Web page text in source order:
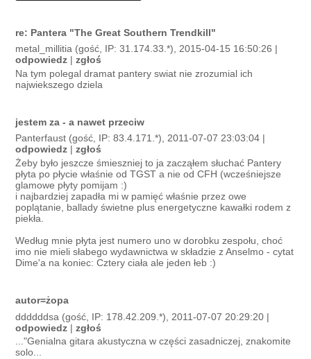
re: Pantera "The Great Southern Trendkill"
metal_millitia (gość, IP: 31.174.33.*), 2015-04-15 16:50:26 |
odpowiedz |zgłoś
Na tym polegal dramat pantery swiat nie zrozumial ich
najwiekszego dziela
jestem za - a nawet przeciw
Panterfaust (gość, IP: 83.4.171.*), 2011-07-07 23:03:04 |
odpowiedz |zgłoś
Żeby było jeszcze śmieszniej to ja zacząłem słuchać Pantery
płyta po płycie właśnie od TGST a nie od CFH (wcześniejsze
glamowe płyty pomijam :)
i najbardziej zapadła mi w pamięć właśnie przez owe
poplątanie, ballady świetne plus energetyczne kawałki rodem z
piekła.
Według mnie płyta jest numero uno w dorobku zespołu, choć
imo nie mieli słabego wydawnictwa w składzie z Anselmo - cytat
Dime'a na koniec: Cztery ciała ale jeden łeb :)
autor=żopa
ddddddsa (gość, IP: 178.42.209.*), 2011-07-07 20:29:20 |
odpowiedz |zgłoś
..."Genialna gitara akustyczna w części zasadniczej, znakomite
solo...